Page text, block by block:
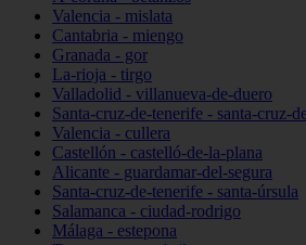
Valencia - mislata
Cantabria - miengo
Granada - gor
La-rioja - tirgo
Valladolid - villanueva-de-duero
Santa-cruz-de-tenerife - santa-cruz-
Valencia - cullera
Castellón - castelló-de-la-plana
Alicante - guardamar-del-segura
Santa-cruz-de-tenerife - santa-úrsula
Salamanca - ciudad-rodrigo
Málaga - estepona